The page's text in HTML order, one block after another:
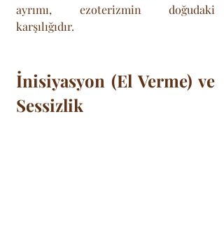
ayrımı, ezoterizmin doğudaki
karşılığıdır.
İnisiyasyon (El Verme) ve
Sessizlik